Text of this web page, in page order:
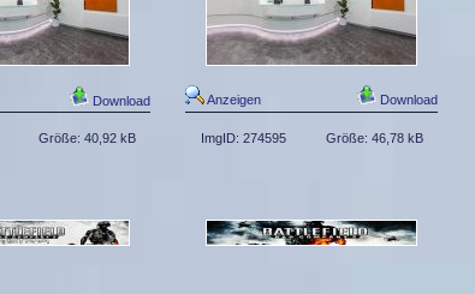
Download Anzeigen Download
Größe: 40,92 kB ImgID: 274595 Größe: 46,78 kB